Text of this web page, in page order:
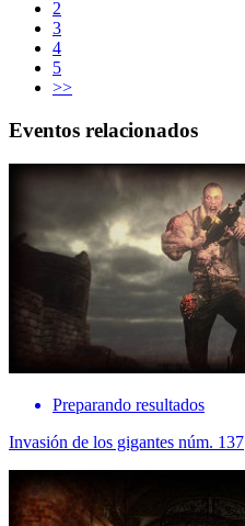
2
3
4
5
>>
Eventos relacionados
Preparando resultados
Invasión de los gigantes núm. 137